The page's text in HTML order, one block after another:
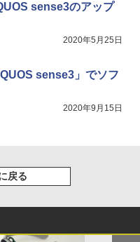
sense3のアップ
2020年5月25日
sense3」でソフ
2020年9月15日
戻る